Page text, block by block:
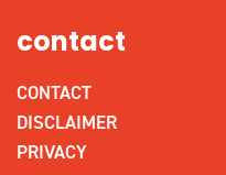
contact
CONTACT
DISCLAIMER
PRIVACY